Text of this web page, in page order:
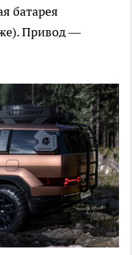
батарея
Привод —